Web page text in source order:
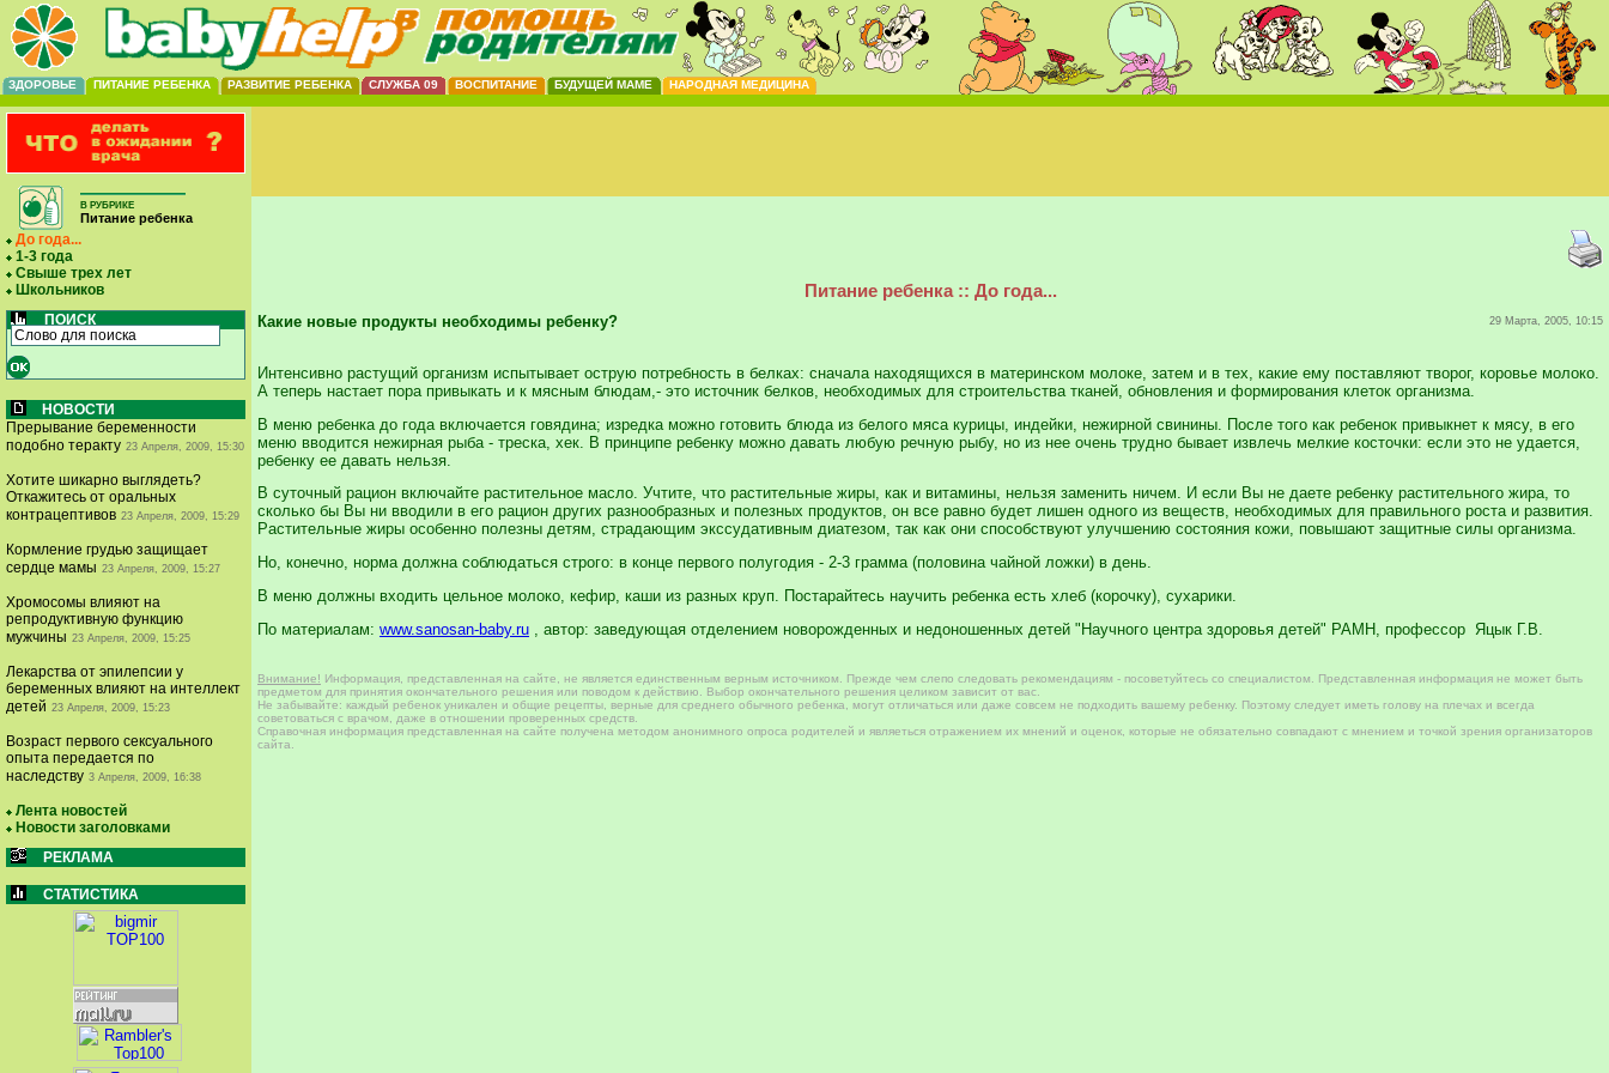
ЗДОРОВЬЕ ПИТАНИЕ РЕБЕНКА РАЗВИТИЕ РЕБЕНКА СЛУЖБА 09 ВОСПИТАНИЕ БУДУЩЕЙ МАМЕ НАРОДНАЯ МЕДИЦИНА
В РУБРИКЕ
Питание ребенка
До года...
1-3 года
Свыше трех лет
Школьников
ПОИСК
НОВОСТИ
Прерывание беременности
подобно теракту 23 Апреля, 2009, 15:30
Хотите шикарно выглядеть?
Откажитесь от оральных
контрацептивов 23 Апреля, 2009, 15:29
Кормление грудью защищает
сердце мамы 23 Апреля, 2009, 15:27
Хромосомы влияют на
репродуктивную функцию
мужчины 23 Апреля, 2009, 15:25
Лекарства от эпилепсии у
беременных влияют на интеллект
детей 23 Апреля, 2009, 15:23
Возраст первого сексуального
опыта передается по
наследству 3 Апреля, 2009, 16:38
Лента новостей
Новости заголовками
РЕКЛАМА
СТАТИСТИКА
Питание ребенка :: До года...
Какие новые продукты необходимы ребенку? 29 Марта, 2005, 10:15
Интенсивно растущий организм испытывает острую потребность в белках: сначала находящихся в материнском молоке, затем и в тех, какие ему поставляют творог, коровье молоко.
А теперь настает пора привыкать и к мясным блюдам,- это источник белков, необходимых для строительства тканей, обновления и формирования клеток организма.
В меню ребенка до года включается говядина; изредка можно готовить блюда из белого мяса курицы, индейки, нежирной свинины. После того как ребенок привыкнет к мясу, в его
меню вводится нежирная рыба - треска, хек. В принципе ребенку можно давать любую речную рыбу, но из нее очень трудно бывает извлечь мелкие косточки: если это не удается,
ребенку ее давать нельзя.
В суточный рацион включайте растительное масло. Учтите, что растительные жиры, как и витамины, нельзя заменить ничем. И если Вы не даете ребенку растительного жира, то
сколько бы Вы ни вводили в его рацион других разнообразных и полезных продуктов, он все равно будет лишен одного из веществ, необходимых для правильного роста и развития.
Растительные жиры особенно полезны детям, страдающим экссудативным диатезом, так как они способствуют улучшению состояния кожи, повышают защитные силы организма.
Но, конечно, норма должна соблюдаться строго: в конце первого полугодия - 2-3 грамма (половина чайной ложки) в день.
В меню должны входить цельное молоко, кефир, каши из разных круп. Постарайтесь научить ребенка есть хлеб (корочку), сухарики.
По материалам: www.sanosan-baby.ru , автор: заведующая отделением новорожденных и недоношенных детей "Научного центра здоровья детей" РАМН, профессор Яцык Г.В.
Внимание! Информация, представленная на сайте, не является единственным верным источником. Прежде чем слепо следовать рекомендациям - посоветуйтесь со специалистом. Представленная информация не может быть
предметом для принятия окончательного решения или поводом к действию. Выбор окончательного решения целиком зависит от вас.
Не забывайте: каждый ребенок уникален и общие рецепты, верные для среднего обычного ребенка, могут отличаться или даже совсем не подходить вашему ребенку. Поэтому следует иметь голову на плечах и всегда
советоваться с врачом, даже в отношении проверенных средств.
Справочная информация представленная на сайте получена методом анонимного опроса родителей и являеться отражением их мнений и оценок, которые не обязательно совпадают с мнением и точкой зрения организаторов
сайта.